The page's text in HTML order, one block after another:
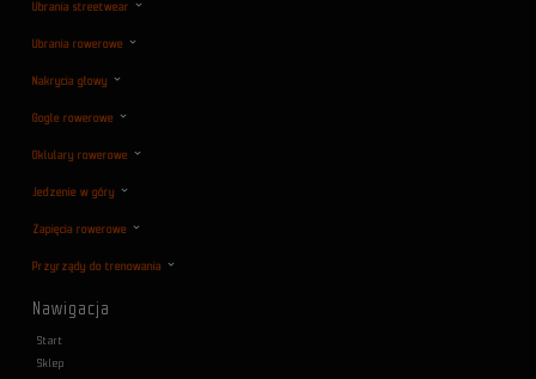
Ubrania streetwear
Ubrania rowerowe
Nakrycia głowy
Gogle rowerowe
Oklulary rowerowe
Jedzenie w góry
Zapięcia rowerowe
Przyrządy do trenowania
Nawigacja
Start
Sklep